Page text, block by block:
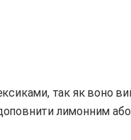
так як воно
лимонним